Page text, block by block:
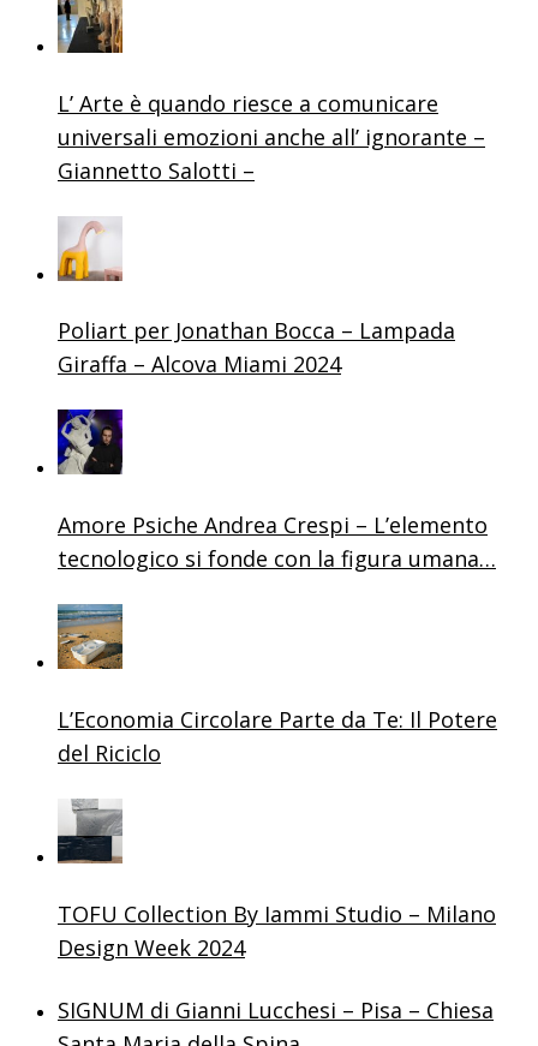
L’ Arte è quando riesce a comunicare
universali emozioni anche all’ ignorante –
Giannetto Salotti –
Poliart per Jonathan Bocca – Lampada
Giraffa – Alcova Miami 2024
Amore Psiche Andrea Crespi – L’elemento
tecnologico si fonde con la figura umana…
L’Economia Circolare Parte da Te: Il Potere
del Riciclo
TOFU Collection By Iammi Studio – Milano
Design Week 2024
SIGNUM di Gianni Lucchesi – Pisa – Chiesa